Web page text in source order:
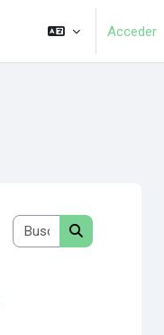
Acceder
Buscar cursos
Buscar cursos